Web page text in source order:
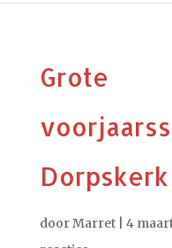
Grote
doorMarret| 4